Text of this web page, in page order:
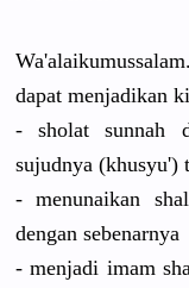
dapat menjadikan
- sholat sunnah
sujudnya (khusyu')
- menunaikan
dengan sebenarnya
- menjadi imam